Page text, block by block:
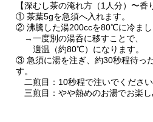
【深むし茶の淹れ方（1人分）〜香
① 茶葉5gを急須へ入れます。
② 沸騰した湯200ccを80℃に冷まし
→一度別の湯呑に移すことで、
適温（約80℃）になります。
③ 急須に湯を注ぎ、約30秒程待っ
す。
二煎目：10秒程で注いでください
三煎目：やや熱めのお湯でお楽し